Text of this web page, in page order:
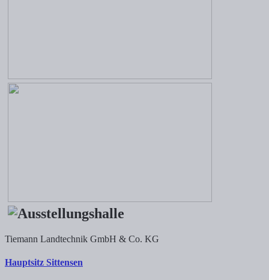
Tiemann Landtechnik GmbH & Co. KG
Hauptsitz Sittensen